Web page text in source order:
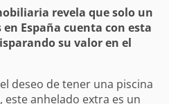
revela que solo un
en España cuenta con esta
su valor en el
deseo de tener una piscina
este anhelado extra es un